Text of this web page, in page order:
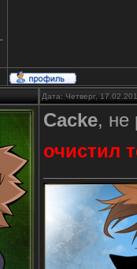
Дата: Четверг,
Cacke, не
очистил